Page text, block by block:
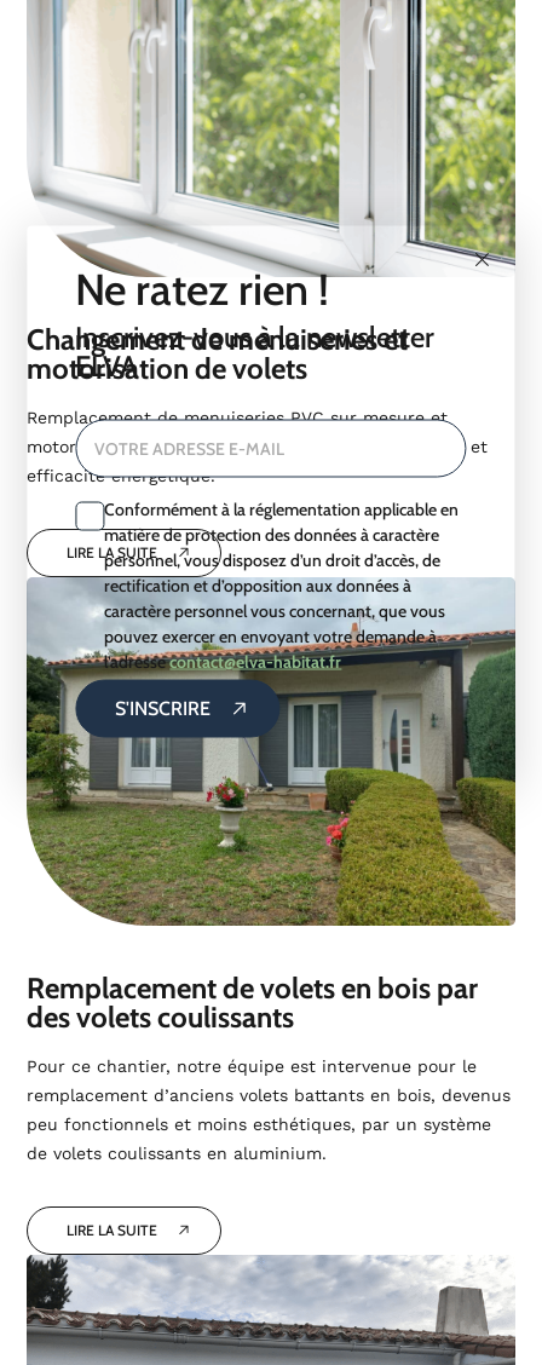
Changement de menuiseries et
motorisation de volets
Remplacement de menuiseries PVC sur mesure et
motorisation de volets battants. Confort, esthétique et
efficacité énergétique.
LIRE LA SUITE
Remplacement de volets en bois par
des volets coulissants
Pour ce chantier, notre équipe est intervenue pour le
remplacement d’anciens volets battants en bois, devenus
peu fonctionnels et moins esthétiques, par un système
de volets coulissants en aluminium.
LIRE LA SUITE
Ne ratez rien !
Inscrivez-vous à la newsletter
ELVA
VOTRE ADRESSE E-MAIL
Conformément à la réglementation applicable en
matière de protection des données à caractère
personnel, vous disposez d’un droit d’accès, de
rectification et d’opposition aux données à
caractère personnel vous concernant, que vous
pouvez exercer en envoyant votre demande à
l’adressecontact@elva-habitat.fr
S'INSCRIRE